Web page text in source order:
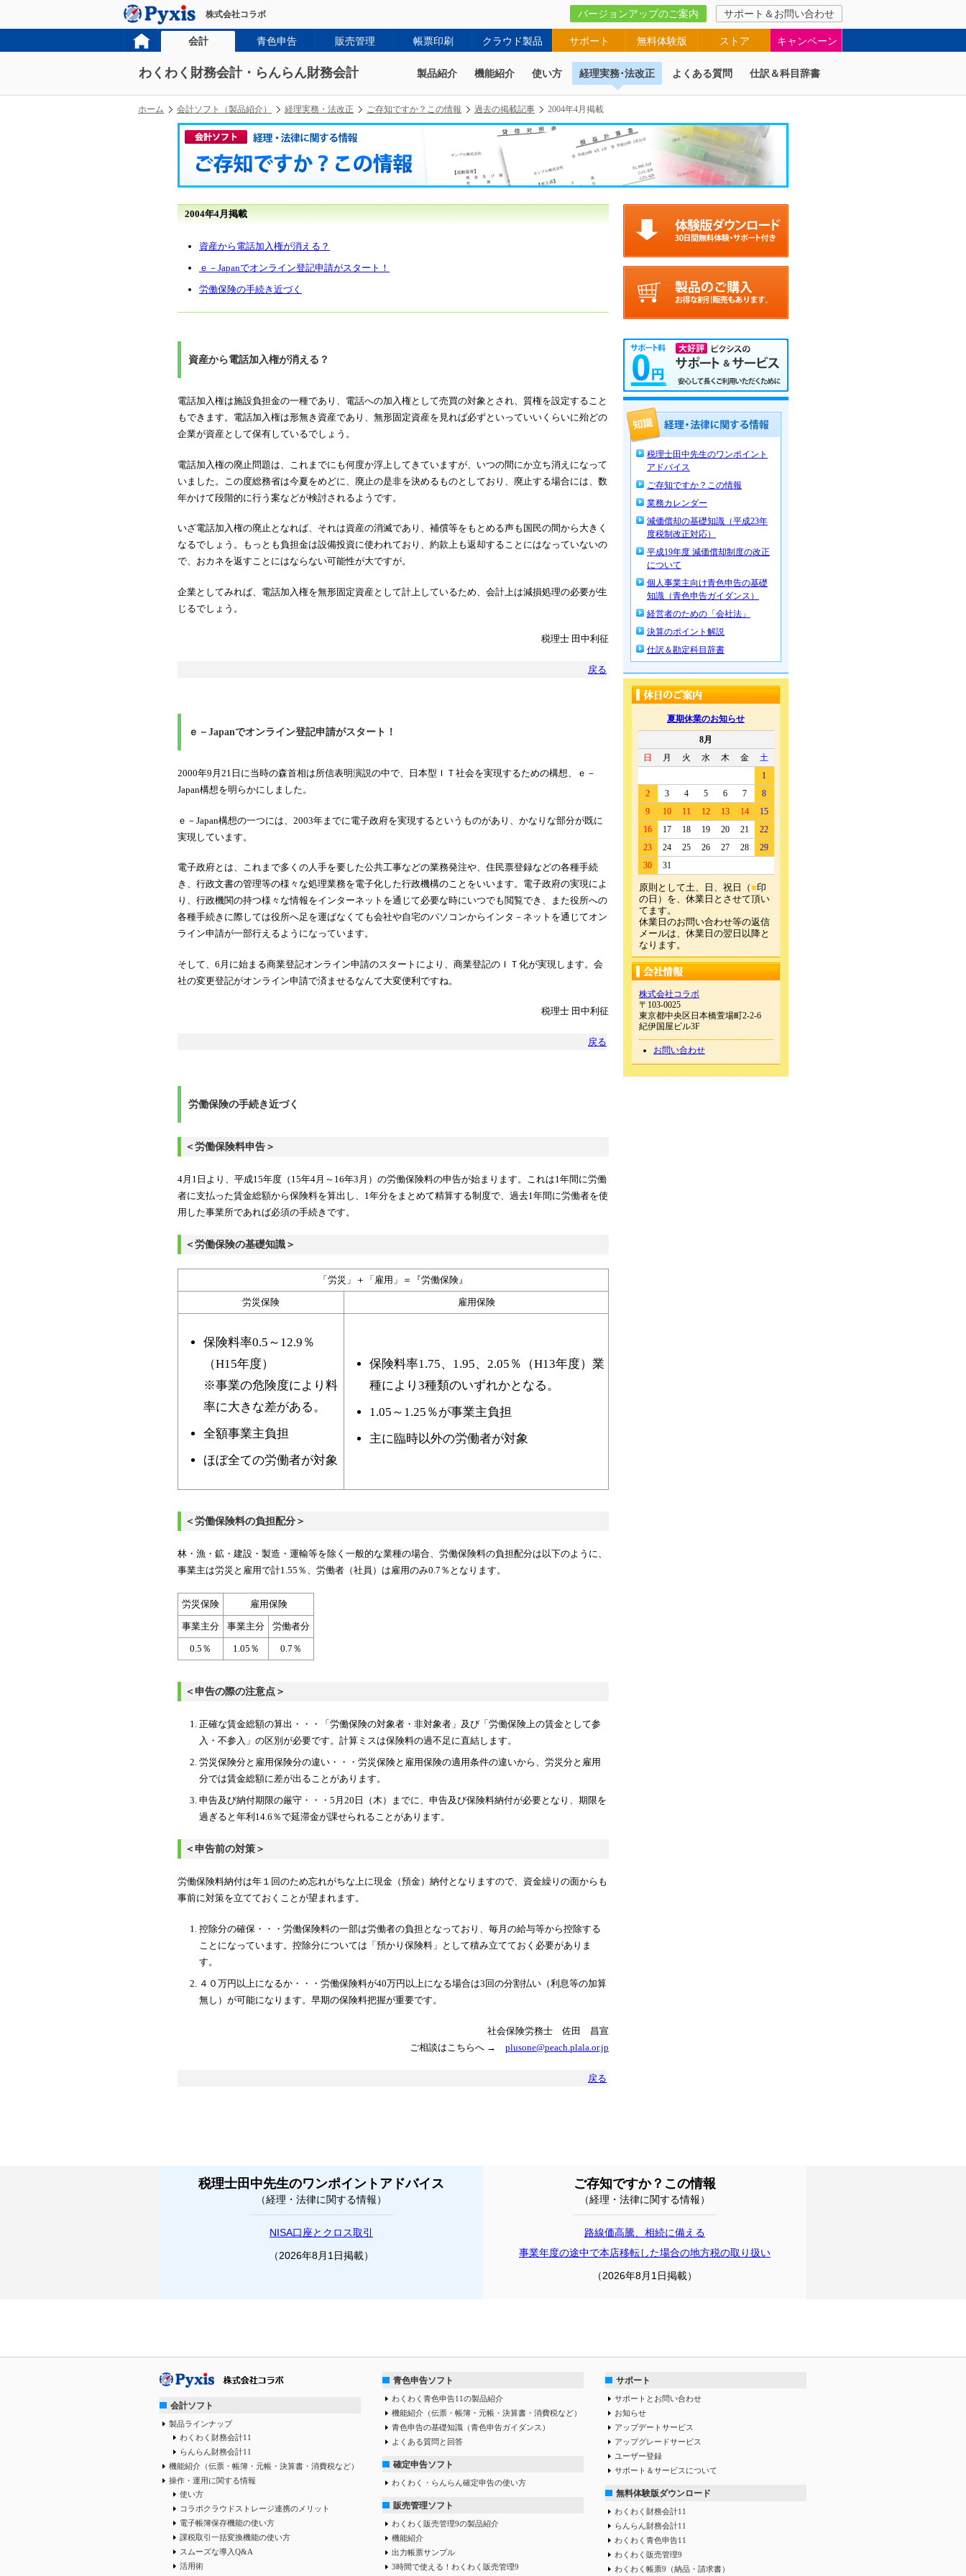
株式会社コラボ バージョンアップのご案内 サポート＆お問い合わせ
会計 青色申告 販売管理 帳票印刷 クラウド製品 サポート 無料体験版 ストア キャンペーン
わくわく財務会計・らんらん財務会計 製品紹介 機能紹介 使い方 経理実務･法改正 よくある質問 仕訳＆科目辞書
ホーム 会計ソフト（製品紹介） 経理実務・法改正 ご存知ですか？この情報 過去の掲載記事 2004年4月掲載
2004年4月掲載
資産から電話加入権が消える？
ｅ－Japanでオンライン登記申請がスタート！
労働保険の手続き近づく
資産から電話加入権が消える？
電話加入権は施設負担金の一種であり、電話への加入権として売買の対象とされ、質権を設定すること
もできます。電話加入権は形無き資産であり、無形固定資産を見れば必ずといっていいくらいに殆どの
企業が資産として保有しているでしょう。
電話加入権の廃止問題は、これまでにも何度か浮上してきていますが、いつの間にか立ち消えになって
いました。この度総務省は今夏をめどに、廃止の是非を決めるものとしており、廃止する場合には、数
年かけて段階的に行う案などが検討されるようです。
いざ電話加入権の廃止となれば、それは資産の消滅であり、補償等をもとめる声も国民の間から大きく
なるでしょう。もっとも負担金は設備投資に使われており、約款上も返却することにはなっていないの
で、おカネを返すことにはならない可能性が大ですが。
企業としてみれば、電話加入権を無形固定資産として計上しているため、会計上は減損処理の必要が生
じるでしょう。
税理士 田中利征
戻る
ｅ－Japanでオンライン登記申請がスタート！
2000年9月21日に当時の森首相は所信表明演説の中で、日本型ＩＴ社会を実現するための構想、ｅ－
Japan構想を明らかにしました。
ｅ－Japan構想の一つには、2003年までに電子政府を実現するというものがあり、かなりな部分が既に
実現しています。
電子政府とは、これまで多くの人手を要した公共工事などの業務発注や、住民票登録などの各種手続
き、行政文書の管理等の様々な処理業務を電子化した行政機構のことをいいます。電子政府の実現によ
り、行政機関の持つ様々な情報をインターネットを通じて必要な時にいつでも閲覧でき、また役所への
各種手続きに際しては役所へ足を運ばなくても会社や自宅のパソコンからインタ－ネットを通じてオン
ライン申請が一部行えるようになっています。
そして、6月に始まる商業登記オンライン申請のスタートにより、商業登記のＩＴ化が実現します。会
社の変更登記がオンライン申請で済ませるなんて大変便利ですね。
税理士 田中利征
戻る
労働保険の手続き近づく
＜労働保険料申告＞
4月1日より、平成15年度（15年4月～16年3月）の労働保険料の申告が始まります。これは1年間に労働
者に支払った賃金総額から保険料を算出し、1年分をまとめて精算する制度で、過去1年間に労働者を使
用した事業所であれば必須の手続きです。
＜労働保険の基礎知識＞
「労災」＋「雇用」＝『労働保険』
労災保険 雇用保険
保険料率0.5～12.9％
（H15年度）
※事業の危険度により料
率に大きな差がある。
全額事業主負担
ほぼ全ての労働者が対象
保険料率1.75、1.95、2.05％（H13年度）業
種により3種類のいずれかとなる。
1.05～1.25％が事業主負担
主に臨時以外の労働者が対象
＜労働保険料の負担配分＞
林・漁・鉱・建設・製造・運輸等を除く一般的な業種の場合、労働保険料の負担配分は以下のように、
事業主は労災と雇用で計1.55％、労働者（社員）は雇用のみ0.7％となります。
労災保険 雇用保険
事業主分 事業主分 労働者分
0.5％ 1.05％ 0.7％
＜申告の際の注意点＞
正確な賃金総額の算出・・・「労働保険の対象者・非対象者」及び「労働保険上の賃金として参
入・不参入」の区別が必要です。計算ミスは保険料の過不足に直結します。
労災保険分と雇用保険分の違い・・・労災保険と雇用保険の適用条件の違いから、労災分と雇用
分では賃金総額に差が出ることがあります。
申告及び納付期限の厳守・・・5月20日（木）までに、申告及び保険料納付が必要となり、期限を
過ぎると年利14.6％で延滞金が課せられることがあります。
＜申告前の対策＞
労働保険料納付は年１回のため忘れがちな上に現金（預金）納付となりますので、資金繰りの面からも
事前に対策を立てておくことが望まれます。
控除分の確保・・・労働保険料の一部は労働者の負担となっており、毎月の給与等から控除する
ことになっています。控除分については「預かり保険料」として積み立てておく必要がありま
す。
４０万円以上になるか・・・労働保険料が40万円以上になる場合は3回の分割払い（利息等の加算
無し）が可能になります。早期の保険料把握が重要です。
社会保険労務士 佐田 昌宣
ご相談はこちらへ → plusone@peach.plala.or.jp
戻る
税理士田中先生のワンポイント
アドバイス
ご存知ですか？この情報
業務カレンダー
減価償却の基礎知識（平成23年
度税制改正対応）
平成19年度 減価償却制度の改正
について
個人事業主向け青色申告の基礎
知識（青色申告ガイダンス）
経営者のための「会社法」
決算のポイント解説
仕訳＆勘定科目辞書
夏期休業のお知らせ
8月
日
月 火 水 木 金
土
1
2
3 4 5 6 7
8
9
10 11 12 13 14
15
16
17 18 19 20 21
22
23
24 25 26 27 28
29
30
31
原則として土、日、祝日（■印
の日）を、休業日とさせて頂い
てます。
休業日のお問い合わせ等の返信
メールは、休業日の翌日以降と
なります。
株式会社コラボ
〒103-0025
東京都中央区日本橋萱場町2-2-6
紀伊国屋ビル3F
お問い合わせ
税理士田中先生のワンポイントアドバイス
（経理・法律に関する情報）
NISA口座とクロス取引
（2026年8月1日掲載）
ご存知ですか？この情報
（経理・法律に関する情報）
路線価高騰、相続に備える
事業年度の途中で本店移転した場合の地方税の取り扱い
（2026年8月1日掲載）
会計ソフト
製品ラインナップ
わくわく財務会計11
らんらん財務会計11
機能紹介（伝票・帳簿・元帳・決算書・消費税など）
操作・運用に関する情報
使い方
コラボクラウドストレージ連携のメリット
電子帳簿保存機能の使い方
課税取引一括変換機能の使い方
スムーズな導入Q&A
活用術
青色申告ソフト
わくわく青色申告11の製品紹介
機能紹介（伝票・帳簿・元帳・決算書・消費税など）
青色申告の基礎知識（青色申告ガイダンス）
よくある質問と回答
確定申告ソフト
わくわく・らんらん確定申告の使い方
販売管理ソフト
わくわく販売管理9の製品紹介
機能紹介
出力帳票サンプル
3時間で使える！わくわく販売管理9
サポート
サポートとお問い合わせ
お知らせ
アップデートサービス
アップグレードサービス
ユーザー登録
サポート＆サービスについて
無料体験版ダウンロード
わくわく財務会計11
らんらん財務会計11
わくわく青色申告11
わくわく販売管理9
わくわく帳票9（納品・請求書）